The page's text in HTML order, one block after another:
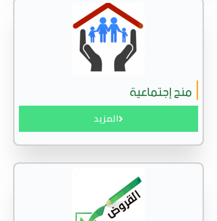
منح إجتماعية
المزيد